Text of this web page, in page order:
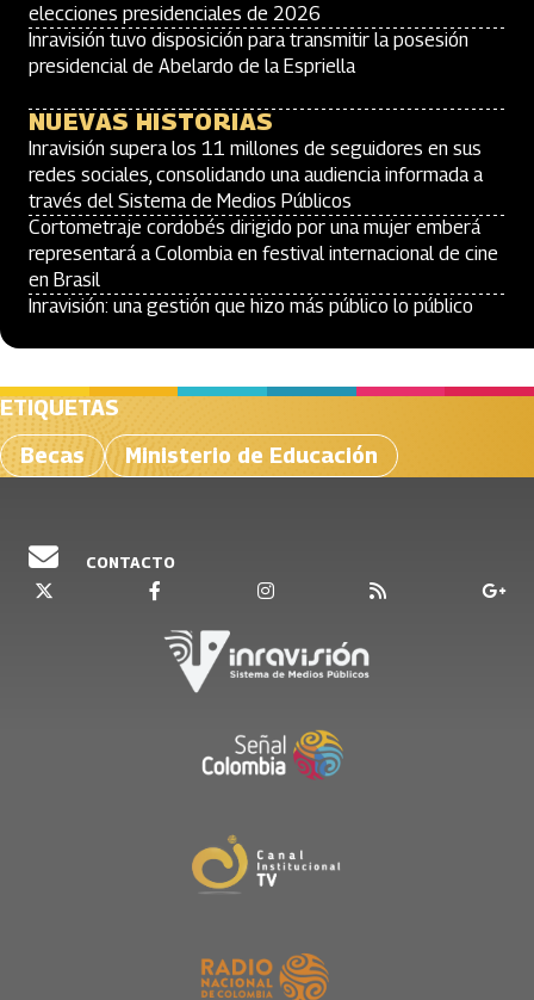
elecciones presidenciales de 2026
Inravisión tuvo disposición para transmitir la posesión
presidencial de Abelardo de la Espriella
NUEVAS HISTORIAS
Inravisión supera los 11 millones de seguidores en sus
redes sociales, consolidando una audiencia informada a
través del Sistema de Medios Públicos
Cortometraje cordobés dirigido por una mujer emberá
representará a Colombia en festival internacional de cine
en Brasil
Inravisión: una gestión que hizo más público lo público
ETIQUETAS
Becas
Ministerio de Educación
CONTACTO